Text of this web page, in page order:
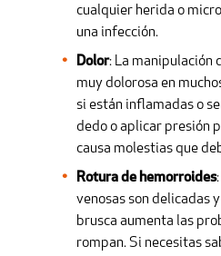
cualquier herida o
una infección.
Dolor: La manipulación
muy dolorosa en
si están inflamadas o
dedo o aplicar presión
causa molestias que
Rotura de hemorroides
venosas son delicadas
brusca aumenta las
rompan. Si necesitas